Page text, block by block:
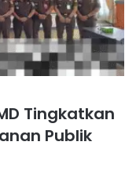
Tingkatkan
Publik